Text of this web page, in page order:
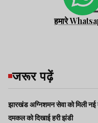
हमारे
जरूर पढ़ें
झारखंड अग्निशमन सेवा को मिली
दमकल को दिखाई हरी झंडी